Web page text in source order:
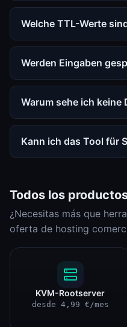
Welche TTL-Werte
Werden Eingaben
Warum sehe ich keine
Kann ich das Tool für
Todos los
¿Necesitas más que
oferta de hosting
KVM-Rootserver
desde 4,99 €/mes